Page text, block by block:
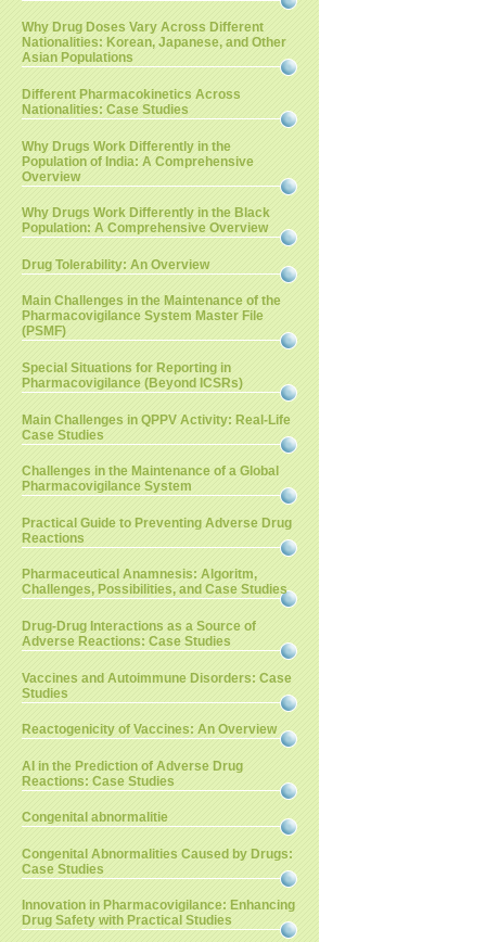
Why Drug Doses Vary Across Different
Nationalities: Korean, Japanese, and Other
Asian Populations
Different Pharmacokinetics Across
Nationalities: Case Studies
Why Drugs Work Differently in the
Population of India: A Comprehensive
Overview
Why Drugs Work Differently in the Black
Population: A Comprehensive Overview
Drug Tolerability: An Overview
Main Challenges in the Maintenance of the
Pharmacovigilance System Master File
(PSMF)
Special Situations for Reporting in
Pharmacovigilance (Beyond ICSRs)
Main Challenges in QPPV Activity: Real-Life
Case Studies
Challenges in the Maintenance of a Global
Pharmacovigilance System
Practical Guide to Preventing Adverse Drug
Reactions
Pharmaceutical Anamnesis: Algoritm,
Challenges, Possibilities, and Case Studies
Drug-Drug Interactions as a Source of
Adverse Reactions: Case Studies
Vaccines and Autoimmune Disorders: Case
Studies
Reactogenicity of Vaccines: An Overview
AI in the Prediction of Adverse Drug
Reactions: Case Studies
Congenital abnormalitie
Congenital Abnormalities Caused by Drugs:
Case Studies
Innovation in Pharmacovigilance: Enhancing
Drug Safety with Practical Studies